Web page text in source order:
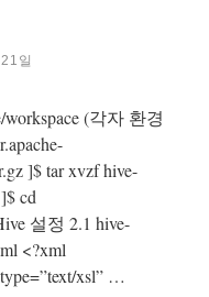
일
(각자 환경
]$ tar xvzf hive-
cd
설정 2.1 hive-
<?xml
xsl” …